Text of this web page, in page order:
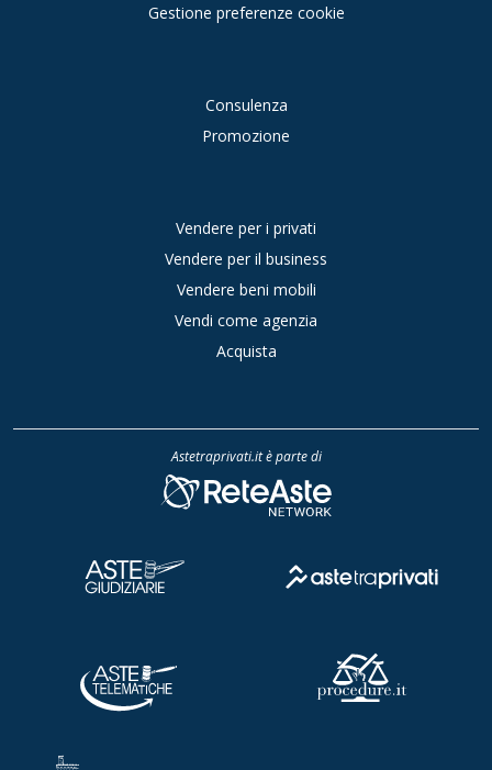
Gestione preferenze cookie
Consulenza
Promozione
Vendere per i privati
Vendere per il business
Vendere beni mobili
Vendi come agenzia
Acquista
Astetraprivati.it è parte di